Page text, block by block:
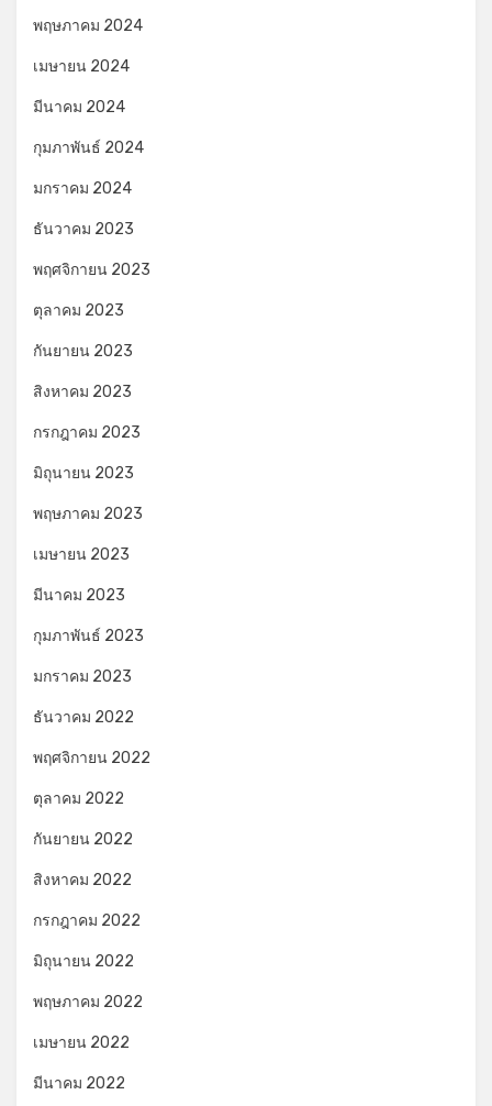
พฤษภาคม 2024
เมษายน 2024
มีนาคม 2024
กุมภาพันธ์ 2024
มกราคม 2024
ธันวาคม 2023
พฤศจิกายน 2023
ตุลาคม 2023
กันยายน 2023
สิงหาคม 2023
กรกฎาคม 2023
มิถุนายน 2023
พฤษภาคม 2023
เมษายน 2023
มีนาคม 2023
กุมภาพันธ์ 2023
มกราคม 2023
ธันวาคม 2022
พฤศจิกายน 2022
ตุลาคม 2022
กันยายน 2022
สิงหาคม 2022
กรกฎาคม 2022
มิถุนายน 2022
พฤษภาคม 2022
เมษายน 2022
มีนาคม 2022